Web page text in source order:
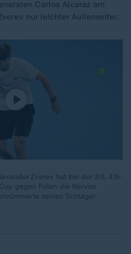
Carlos Alcaraz am
nur leichter Außenseiter.
Zverev hat bei der 3:6, 4:6-
gegen Polen die Nerven
seinen Schläger.